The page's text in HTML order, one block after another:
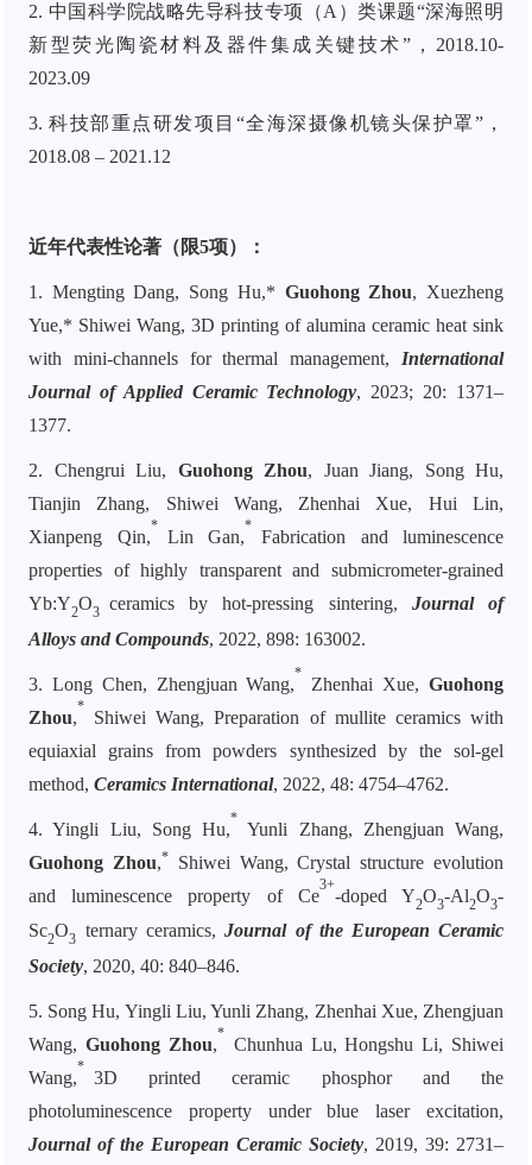
2. 中国科学院战略先导科技专项（A）类课题“深海照明
新型荧光陶瓷材料及器件集成关键技术”，2018.10-
2023.09
3. 科技部重点研发项目“全海深摄像机镜头保护罩”，
2018.08 – 2021.12
近年代表性论著（限5项）：
1. Mengting Dang, Song Hu,* Guohong Zhou, Xuezheng
Yue,* Shiwei Wang, 3D printing of alumina ceramic heat sink
with mini-channels for thermal management, International
Journal of Applied Ceramic Technology, 2023; 20: 1371–
1377.
2. Chengrui Liu, Guohong Zhou, Juan Jiang, Song Hu,
Tianjin Zhang, Shiwei Wang, Zhenhai Xue, Hui Lin,
Xianpeng Qin,
*
Lin Gan,
*
Fabrication and luminescence
properties of highly transparent and submicrometer-grained
Yb:Y2O3 ceramics by hot-pressing sintering, Journal of
Alloys and Compounds, 2022, 898: 163002.
3. Long Chen, Zhengjuan Wang,
*
Zhenhai Xue,Guohong
Zhou,
*
Shiwei Wang, Preparation of mullite ceramics with
equiaxial grains from powders synthesized by the sol-gel
method, Ceramics International, 2022, 48: 4754–4762.
4. Yingli Liu, Song Hu,
*
Yunli Zhang, Zhengjuan Wang,
Guohong Zhou,*Shiwei Wang, Crystal structure evolution
and luminescence property of Ce
3+
-doped Y2O3-Al2O3-
Sc2O3 ternary ceramics,Journal of the European Ceramic
Society, 2020, 40: 840–846.
5. Song Hu, Yingli Liu, Yunli Zhang, Zhenhai Xue, Zhengjuan
Wang, Guohong Zhou,
*
Chunhua Lu, Hongshu Li, Shiwei
Wang,
*
3D printed ceramic phosphor and the
photoluminescence property under blue laser excitation,
Journal of the European Ceramic Society, 2019, 39: 2731–